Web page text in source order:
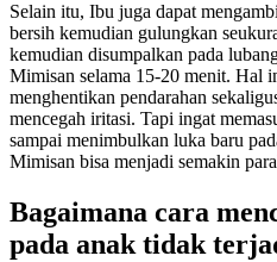
Selain itu, Ibu juga dapat
bersih kemudian gulungkan
kemudian disumpalkan pada
Mimisan selama 15-20 menit. Hal
menghentikan pendarahan
mencegah iritasi. Tapi ingat
sampai menimbulkan luka baru
Mimisan bisa menjadi semakin
Bagaimana cara
pada anak tidak